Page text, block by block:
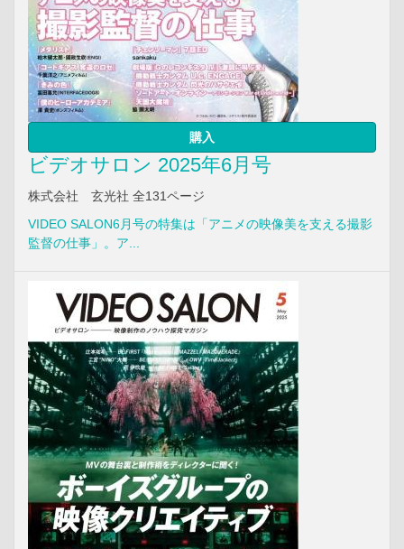
購入
ビデオサロン 2025年6月号
株式会社 玄光社 全131ページ
VIDEO SALON6月号の特集は「アニメの映像美を支える撮影
監督の仕事」。ア...